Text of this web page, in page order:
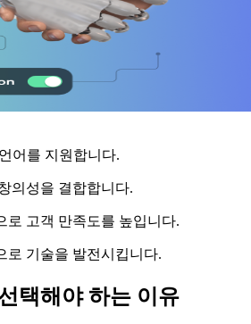
어를 지원합니다.
의성을 결합합니다.
로 고객 만족도를 높입니다.
로 기술을 발전시킵니다.
택해야 하는 이유